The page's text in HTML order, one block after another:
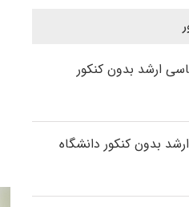
ارشد بدون کنکور
بدون کنکور دانشگاه